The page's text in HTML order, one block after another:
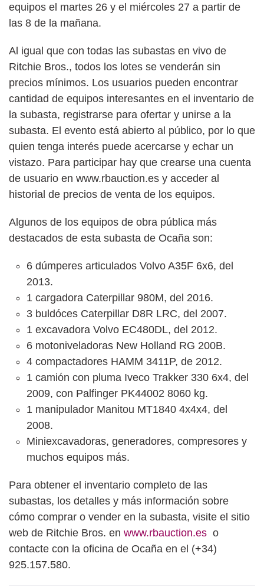
equipos el martes 26 y el miércoles 27 a partir de
las 8 de la mañana.
Al igual que con todas las subastas en vivo de
Ritchie Bros., todos los lotes se venderán sin
precios mínimos. Los usuarios pueden encontrar
cantidad de equipos interesantes en el inventario de
la subasta, registrarse para ofertar y unirse a la
subasta. El evento está abierto al público, por lo que
quien tenga interés puede acercarse y echar un
vistazo. Para participar hay que crearse una cuenta
de usuario en www.rbauction.es y acceder al
historial de precios de venta de los equipos.
Algunos de los equipos de obra pública más
destacados de esta subasta de Ocaña son:
6 dúmperes articulados Volvo A35F 6x6, del
2013.
1 cargadora Caterpillar 980M, del 2016.
3 buldóces Caterpillar D8R LRC, del 2007.
1 excavadora Volvo EC480DL, del 2012.
6 motoniveladoras New Holland RG 200B.
4 compactadores HAMM 3411P, de 2012.
1 camión con pluma Iveco Trakker 330 6x4, del
2009, con Palfinger PK44002 8060 kg.
1 manipulador Manitou MT1840 4x4x4, del
2008.
Miniexcavadoras, generadores, compresores y
muchos equipos más.
Para obtener el inventario completo de las
subastas, los detalles y más información sobre
cómo comprar o vender en la subasta, visite el sitio
web de Ritchie Bros. en www.rbauction.es o
contacte con la oficina de Ocaña en el (+34)
925.157.580.